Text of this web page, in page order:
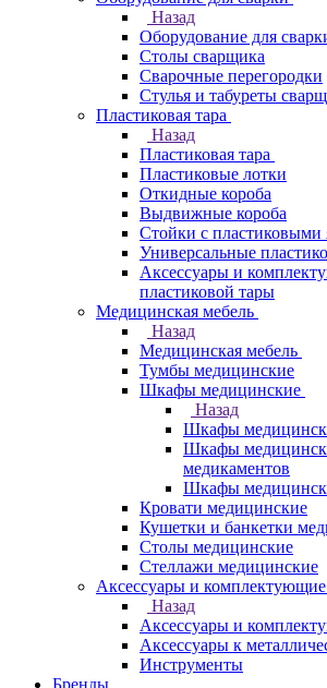
Назад
Оборудование для
Столы сварщика
Сварочные перегородки
Стулья и табуреты
Пластиковая тара
Назад
Пластиковая тара
Пластиковые лотки
Откидные короба
Выдвижные короба
Стойки с
Универсальные
Аксессуары и
пластиковой тары
Медицинская мебель
Назад
Медицинская мебель
Тумбы медицинские
Шкафы медицинские
Назад
Шкафы
Шкафы
медикаментов
Шкафы
Кровати медицинские
Кушетки и банкетки
Столы медицинские
Стеллажи медицинские
Аксессуары и комплектующие
Назад
Аксессуары и
Аксессуары к
Инструменты
Бренды